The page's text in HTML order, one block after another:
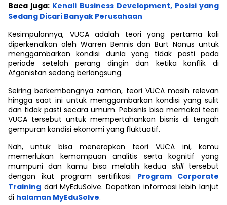
Baca juga: Kenali Business Development, Posisi yang
Sedang Dicari Banyak Perusahaan
Kesimpulannya, VUCA adalah teori yang pertama kali
diperkenalkan oleh Warren Bennis dan Burt Nanus untuk
menggambarkan kondisi dunia yang tidak pasti pada
periode setelah perang dingin dan ketika konflik di
Afganistan sedang berlangsung.
Seiring berkembangnya zaman, teori VUCA masih relevan
hingga saat ini untuk menggambarkan kondisi yang sulit
dan tidak pasti secara umum. Pebisnis bisa memakai teori
VUCA tersebut untuk mempertahankan bisnis di tengah
gempuran kondisi ekonomi yang fluktuatif.
Nah, untuk bisa menerapkan teori VUCA ini, kamu
memerlukan kemampuan analitis serta kognitif yang
mumpuni dan kamu bisa melatih kedua skill tersebut
dengan ikut program sertifikasi Program Corporate
Training dari MyEduSolve. Dapatkan informasi lebih lanjut
di halaman MyEduSolve.